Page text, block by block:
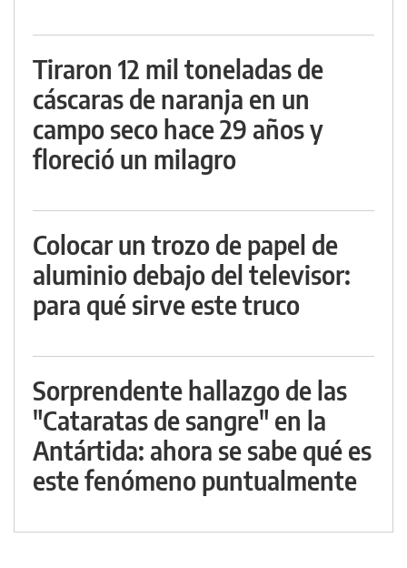
Tiraron 12 mil toneladas de
cáscaras de naranja en un
campo seco hace 29 años y
floreció un milagro
Colocar un trozo de papel de
aluminio debajo del televisor:
para qué sirve este truco
Sorprendente hallazgo de las
"Cataratas de sangre" en la
Antártida: ahora se sabe qué es
este fenómeno puntualmente